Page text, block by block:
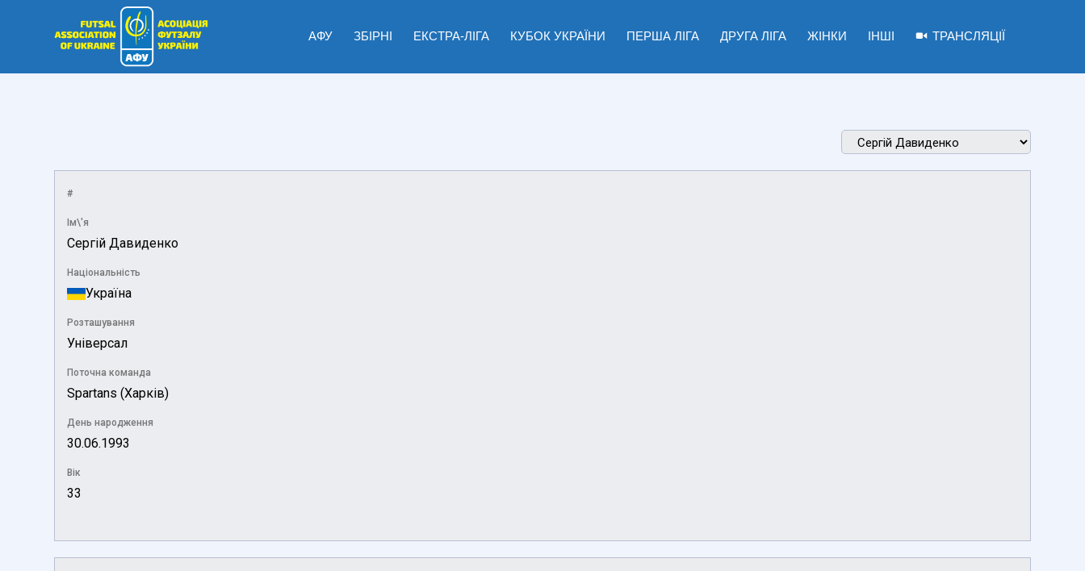
АФУ ЗБІРНІ ЕКСТРА-ЛІГА КУБОК УКРАЇНИ ПЕРША ЛІГА ДРУГА ЛІГА ЖІНКИ ІНШІ ТРАНСЛЯЦІЇ
#
Ім\'я
Сергій Давиденко
Національність
Україна
Розташування
Універсал
Поточна команда
Spartans (Харків)
День народження
30.06.1993
Вік
33